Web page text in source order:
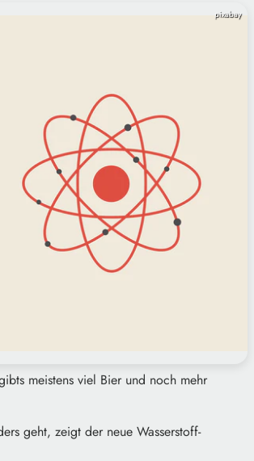
pixabay
meistens viel Bier und noch mehr
geht, zeigt der neue Wasserstoff-